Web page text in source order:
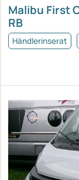
Malibu First
RB
Händlerinserat